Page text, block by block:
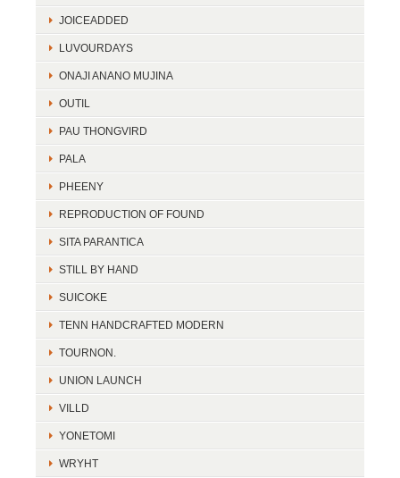
JOICEADDED
LUVOURDAYS
ONAJI ANANO MUJINA
OUTIL
PAU THONGVIRD
PALA
PHEENY
REPRODUCTION OF FOUND
SITA PARANTICA
STILL BY HAND
SUICOKE
TENN HANDCRAFTED MODERN
TOURNON.
UNION LAUNCH
VILLD
YONETOMI
WRYHT